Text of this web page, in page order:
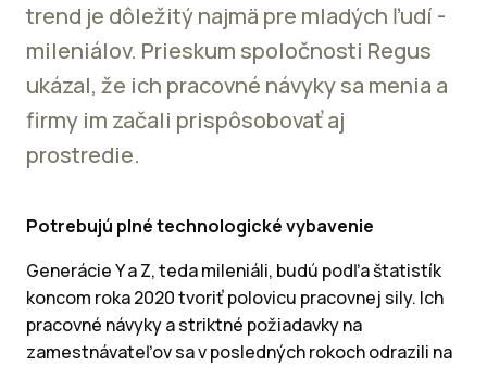
trend je dôležitý najmä pre mladých ľudí -
mileniálov. Prieskum spoločnosti Regus
ukázal, že ich pracovné návyky sa menia a
firmy im začali prispôsobovať aj
prostredie.
Potrebujú plné technologické vybavenie
Generácie Y a Z, teda mileniáli, budú podľa štatistík
koncom roka 2020 tvoriť polovicu pracovnej sily. Ich
pracovné návyky a striktné požiadavky na
zamestnávateľov sa v posledných rokoch odrazili na